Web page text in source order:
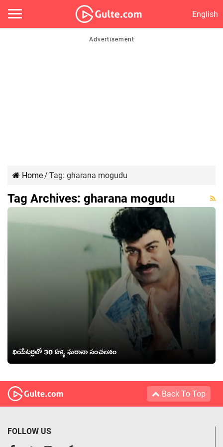
English
Home/ Tag: gharana mogudu
Tag Archives: gharana mogudu
థియేటర్లలో 30 ఏళ్ళ ఘరానా సంచలనం
Back To Top
FOLLOW US